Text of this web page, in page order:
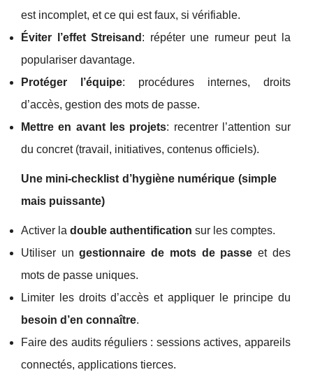
est incomplet, et ce qui est faux, si vérifiable.
Éviter l’effet Streisand : répéter une rumeur peut la
populariser davantage.
Protéger l’équipe: procédures internes, droits
d’accès, gestion des mots de passe.
Mettre en avant les projets: recentrer l’attention sur
du concret (travail, initiatives, contenus officiels).
Une mini-checklist d’hygiène numérique (simple
mais puissante)
Activer la double authentification sur les comptes.
Utiliser ungestionnaire de mots de passe et des
mots de passe uniques.
Limiter les droits d’accès et appliquer le principe du
besoin d’en connaître.
Faire des audits réguliers : sessions actives, appareils
connectés, applications tierces.